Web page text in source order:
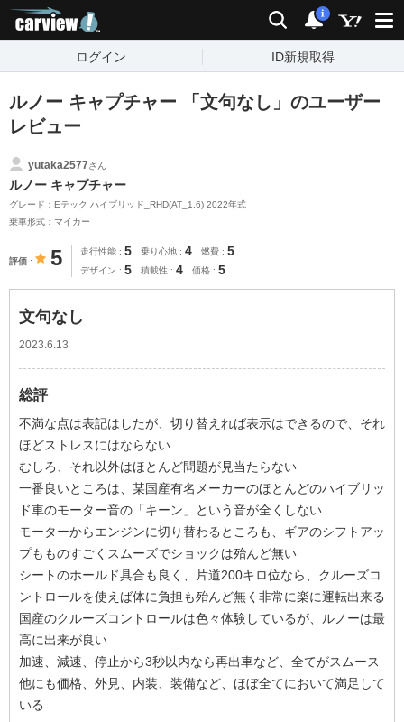
検索 通知
i
ログイン ID新規取得
ルノー キャプチャー 「文句なし」のユーザー
レビュー
yutaka2577さん
ルノー キャプチャー
グレード：Eテック ハイブリッド_RHD(AT_1.6) 2022年式
乗車形式：マイカー
評価 5 走行性能 5 乗り心地 4 燃費 5
デザイン 5 積載性 4 価格 5
文句なし
2023.6.13
総評
不満な点は表記はしたが、切り替えれば表示はできるので、それ
ほどストレスにはならない
むしろ、それ以外はほとんど問題が見当たらない
一番良いところは、某国産有名メーカーのほとんどのハイブリッ
ド車のモーター音の「キーン」という音が全くしない
モーターからエンジンに切り替わるところも、ギアのシフトアッ
プもものすごくスムーズでショックは殆んど無い
シートのホールド具合も良く、片道200キロ位なら、クルーズコ
ントロールを使えば体に負担も殆んど無く非常に楽に運転出来る
国産のクルーズコントロールは色々体験しているが、ルノーは最
高に出来が良い
加速、減速、停止から3秒以内なら再出車など、全てがスムース
他にも価格、外見、内装、装備など、ほぼ全てにおいて満足して
いる